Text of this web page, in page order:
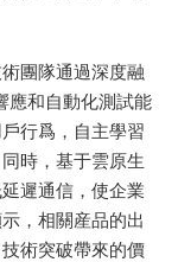
團隊通過深度融
應和自動化測試能
行爲，自主學習
時，基于雲原生
遲通信，使企業
，相關産品的出
術突破帶來的價